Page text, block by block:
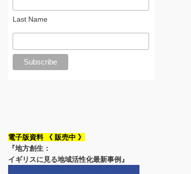
Last Name
電子版資料 《 販売中 》
『地方創生：
イギリスに見る地域活性化最新事例』